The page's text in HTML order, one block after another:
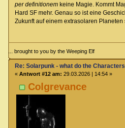
per definitionemkeine Magie. Kommt
Hard SF mehr. Genau so ist eine
Zukunft auf einem extrasolaren Planeten
... brought to you by the Weeping Elf
Colgrevance
Re: Solarpunk - what do the
« Antwort #12 am: 29.03.2026 | 14:54 »